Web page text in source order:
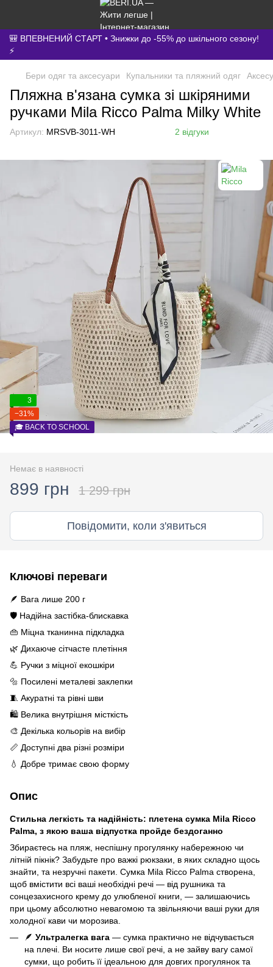
🎒 ВПЕВНЕНИЙ СТАРТ • Знижки до -55% до шкільного сезону!
⚡
Бери одяг та аксесуари Купальники та пляжний одяг
Пляжна в'язана сумка зі шкіряними
ручками Mila Ricco Palma Milky White
Артикул: MRSVB-3011-WH 2 відгуки
3
−31%
🎓 BACK TO SCHOOL
Немає в наявності
899 грн 1 299 грн
Повідомити, коли з'явиться
Ключові переваги
🪶 Вага лише 200 г
🛡️ Надійна застібка-блискавка
👜 Міцна тканинна підкладка
🌿 Дихаюче сітчасте плетіння
💪 Ручки з міцної екошкіри
🔩 Посилені металеві заклепки
🧵 Акуратні та рівні шви
🛍️ Велика внутрішня місткість
🎨 Декілька кольорів на вибір
📏 Доступні два різні розміри
💧 Добре тримає свою форму
Опис
Стильна легкість та надійність: плетена сумка Mila Ricco
Palma, з якою ваша відпустка пройде бездоганно
Збираєтесь на пляж, неспішну прогулянку набережною чи
літній пікнік? Забудьте про важкі рюкзаки, в яких складно щось
знайти, та незручні пакети. Сумка Mila Ricco Palma створена,
щоб вмістити всі ваші необхідні речі — від рушника та
сонцезахисного крему до улюбленої книги, — залишаючись
при цьому абсолютно невагомою та звільняючи ваші руки для
холодної кави чи морозива.
🪶 Ультралегка вага — сумка практично не відчувається
на плечі. Ви носите лише свої речі, а не зайву вагу самої
сумки, що робить її ідеальною для довгих прогулянок та